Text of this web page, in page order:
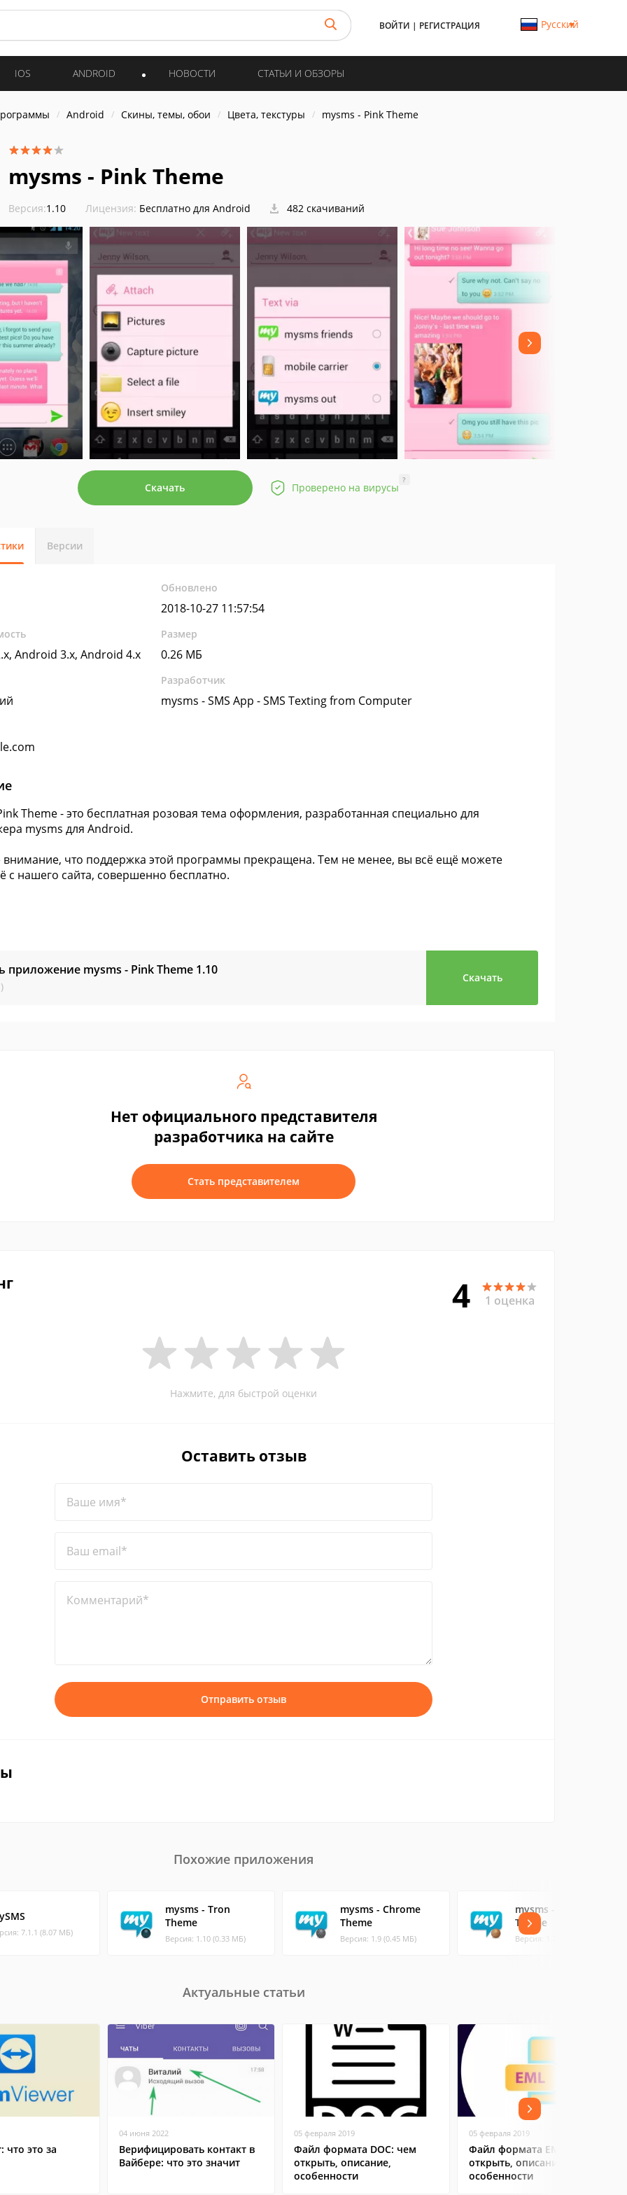
ВОЙТИ | РЕГИСТРАЦИЯ Русский
IOS ANDROID НОВОСТИ СТАТЬИ И ОБЗОРЫ
Android Скины, темы, обои Цвета, текстуры mysms - Pink Theme
mysms - Pink Theme
Версия:1.10 Лицензия: Бесплатно для Android 482 скачиваний
Скачать Проверено на вирусы
?
Версии
Обновлено
2018-10-27 11:57:54
Android 3.x, Android 4.x
Размер
0.26 МБ
Разработчик
mysms - SMS App - SMS Texting from Computer
Theme - это бесплатная розовая тема оформления, разработанная специально для
mysms для Android.
внимание, что поддержка этой программы прекращена. Тем не менее, вы всё ещё можете
с нашего сайта, совершенно бесплатно.
приложение mysms - Pink Theme 1.10
Скачать
Нет официального представителя
разработчика на сайте
Стать представителем
4 1 оценка
Нажмите, для быстрой оценки
Оставить отзыв
Ваше имя*
Ваш email*
Комментарий*
Отправить отзыв
Похожие приложения
7.1.1 (8.07 МБ)
mysms - Tron
Theme
Версия: 1.10 (0.33 МБ)
mysms - Chrome
Theme
Версия: 1.9 (0.45 МБ)
mysms - Wooden
Theme
Версия: 1.7 (1.44 МБ)
Актуальные статьи
что это за
04 июня 2022
Верифицировать контакт в
Вайбере: что это значит
05 февраля 2019
Файл формата DOC: чем
открыть, описание,
особенности
05 февраля 2019
Файл формата EML: чем
открыть, описание,
особенности